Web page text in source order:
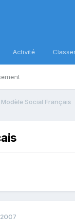
Activité
Modèle Social Français